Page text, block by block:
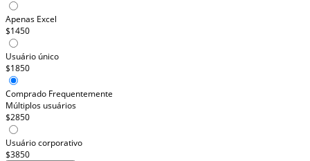
Apenas Excel
$1450
Usuário único
$1850
Comprado Frequentemente
Múltiplos usuários
$2850
Usuário corporativo
$3850